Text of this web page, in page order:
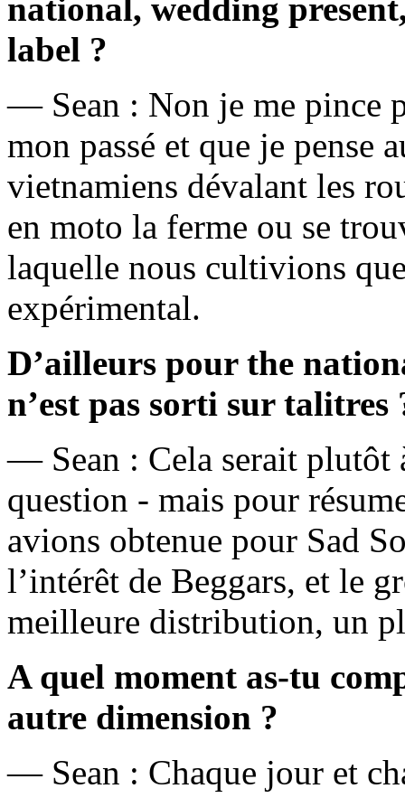
national, wedding
label ?
— Sean : Non je me pince
mon passé et que je pense
vietnamiens dévalant les
en moto la ferme ou se
laquelle nous cultivions
expérimental.
D’ailleurs pour the
n’est pas sorti sur talitres
— Sean : Cela serait plutôt
question - mais pour
avions obtenue pour Sad
l’intérêt de Beggars, et le
meilleure distribution, un
A quel moment as-tu
autre dimension ?
— Sean : Chaque jour et